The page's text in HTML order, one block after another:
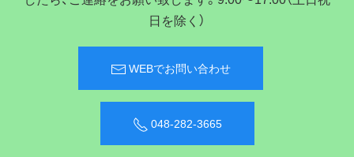
日を除く）
WEBでお問い合わせ
048-282-3665